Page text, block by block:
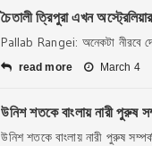
চৈতালী ত্রিপুরা এখন
Pallab Rangei: অনেকটা নীরবে
read more March 4
উনিশ শতকে বাংলায় নারী পুরুষ
উনিশ শতকে বাংলায় নারী পুরুষ